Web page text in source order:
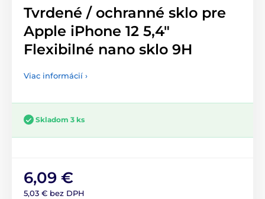
Tvrdené / ochranné sklo pre
Apple iPhone 12 5,4"
Flexibilné nano sklo 9H
Viac informácií ›
Skladom 3 ks
6,09 €
5,03 € bez DPH